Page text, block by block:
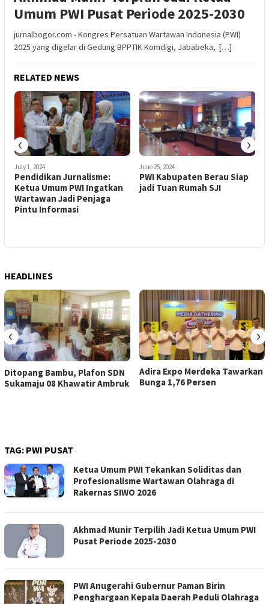
Umum PWI Pusat Periode 2025-2030
jurnalbogor.com - Kongres Persatuan Wartawan Indonesia (PWI)
2025 yang digelar di Gedung BPPTIK Komdigi, Jababeka, […]
RELATED NEWS
July 1, 2024
Pendidikan Jurnalisme:
Ketua Umum PWI Ingatkan
Wartawan Jadi Penjaga
Pintu Informasi
June 25, 2024
PWI Kabupaten Berau Siap
jadi Tuan Rumah SJI
‹ ›
HEADLINES
Ditopang Bambu, Plafon SDN
Sukamaju 08 Khawatir Ambruk
Adira Expo Merdeka Tawarkan
Bunga 1,76 Persen
‹ ›
TAG: PWI PUSAT
Ketua Umum PWI Tekankan Soliditas dan
Profesionalisme Wartawan Olahraga di
Rakernas SIWO 2026
Akhmad Munir Terpilih Jadi Ketua Umum PWI
Pusat Periode 2025-2030
PWI Anugerahi Gubernur Paman Birin
Penghargaan Kepala Daerah Peduli Olahraga